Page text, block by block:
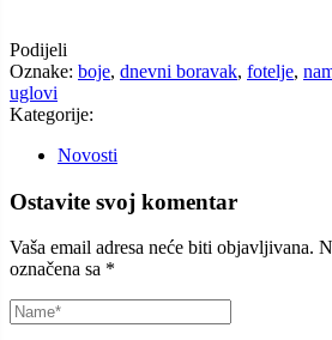
Podijeli
Oznake: boje, dnevni boravak, fotelje,
uglovi
Kategorije:
Novosti
Ostavite svoj komentar
Vaša email adresa neće biti objavljivana.
označena sa *